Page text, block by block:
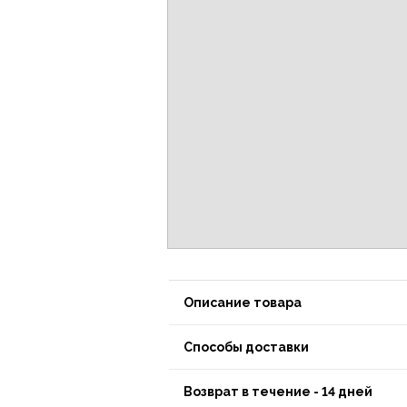
Описание товара
Способы доставки
Возврат в течение - 14 дней